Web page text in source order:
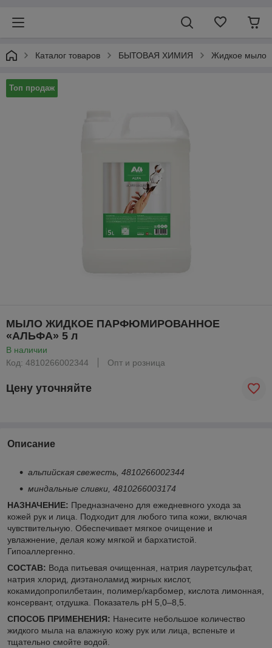
Каталог товаров БЫТОВАЯ ХИМИЯ Жидкое мыло
Топ продаж
МЫЛО ЖИДКОЕ ПАРФЮМИРОВАННОЕ
«АЛЬФА» 5 л
В наличии
Код: 4810266002344
Опт и розница
Цену уточняйте
Описание
альпийская свежесть, 4810266002344
миндальные сливки, 4810266003174
НАЗНАЧЕНИЕ: Предназначено для ежедневного ухода за
кожей рук и лица. Подходит для любого типа кожи, включая
чувствительную. Обеспечивает мягкое очищение и
увлажнение, делая кожу мягкой и бархатистой.
Гипоаллергенно.
СОСТАВ: Вода питьевая очищенная, натрия лауретсульфат,
натрия хлорид, диэтаноламид жирных кислот,
кокамидопропилбетаин, полимер/карбомер, кислота лимонная,
консервант, отдушка. Показатель рН 5,0–8,5.
СПОСОБ ПРИМЕНЕНИЯ: Нанесите небольшое количество
жидкого мыла на влажную кожу рук или лица, вспеньте и
тщательно смойте водой.